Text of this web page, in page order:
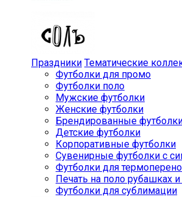
Праздники Тематические
Футболки для промо
Футболки поло
Мужские футболки
Женские футболки
Брендированные
Детские футболки
Корпоративные футболки
Сувенирные футболки с
Футболки для
Печать на поло рубашках
Футболки для сублимации